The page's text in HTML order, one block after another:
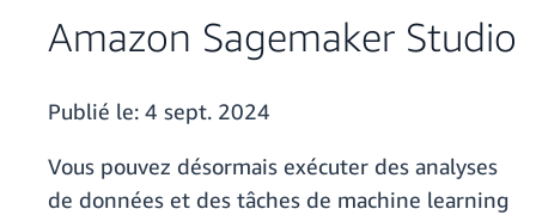
Amazon Sagemaker Studio
Publié le: 4 sept. 2024
Vous pouvez désormais exécuter des analyses
de données et des tâches de machine learning